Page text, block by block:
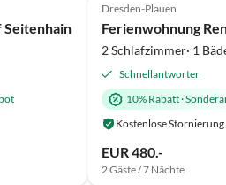
Seitenhain
Dresden-Plauen
Ferienwohnung
2 Schlafzimmer· 1
Schnellantworter
10% Rabatt·
Kostenlose Stornierung
EUR 480.-
2 Gäste / 7 Nächte